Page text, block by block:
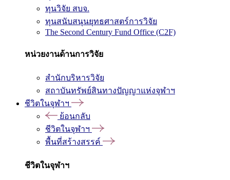
ทุนวิจัย สบจ.
ทุนสนับสนุนยุทธศาสตร์การวิจัย
The Second Century Fund Office (C2F)
หน่วยงานด้านการวิจัย
สำนักบริหารวิจัย
สถาบันทรัพย์สินทางปัญญาแห่งจุฬาฯ
ชีวิตในจุฬาฯ
ย้อนกลับ
ชีวิตในจุฬาฯ
พื้นที่สร้างสรรค์
ชีวิตในจุฬาฯ